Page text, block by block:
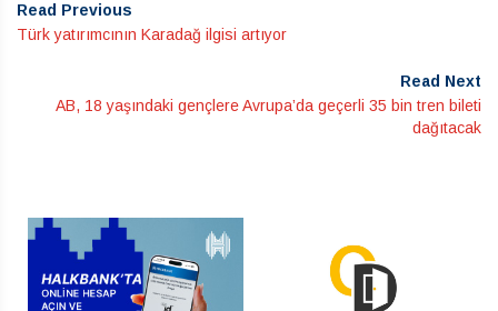
Read Previous
Türk yatırımcının Karadağ ilgisi artıyor
Read Next
AB, 18 yaşındaki gençlere Avrupa’da geçerli 35 bin tren bileti
dağıtacak